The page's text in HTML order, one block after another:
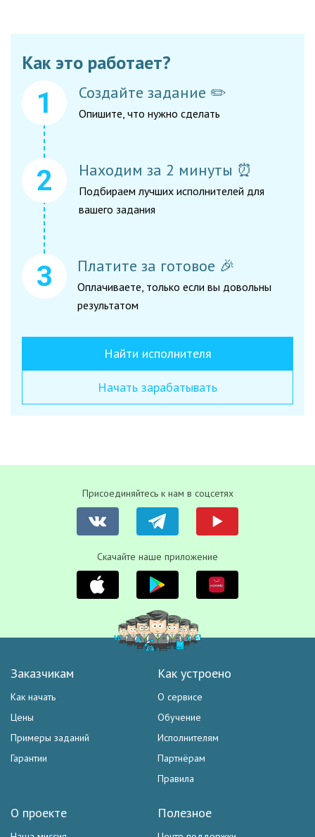
Как это работает?
Создайте задание ✏️
Опишите, что нужно сделать
Находим за 2 минуты ⏰
Подбираем лучших исполнителей для
вашего задания
Платите за готовое 🎉
Оплачиваете, только если вы довольны
результатом
Найти исполнителя
Начать зарабатывать
Присоединяйтесь к нам в соцсетях
Скачайте наше приложение
Заказчикам
Как начать
Цены
Примеры заданий
Гарантии
Как устроено
О сервисе
Обучение
Исполнителям
Партнёрам
Правила
Полезное
О проекте